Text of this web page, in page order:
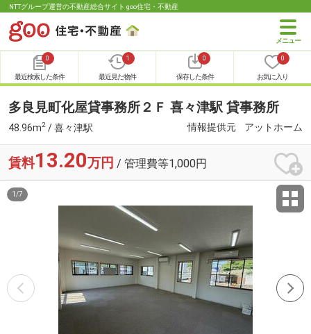
NTTグループ運営の不動産総合サイト goo住宅・不動産
0
最近検索した条件
1
最近見た物件
0
保存した条件
0
お気に入り
多良見町化屋貸事務所２Ｆ 喜々津駅 貸事務所
48.96m2 / 喜々津駅 情報提供元 アットホーム
賃料13.20万円 / 管理費等1,000円
1 /7